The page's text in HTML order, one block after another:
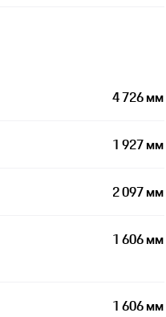
4 726 мм
1 927 мм
2 097 мм
1 606 мм
1 606 мм